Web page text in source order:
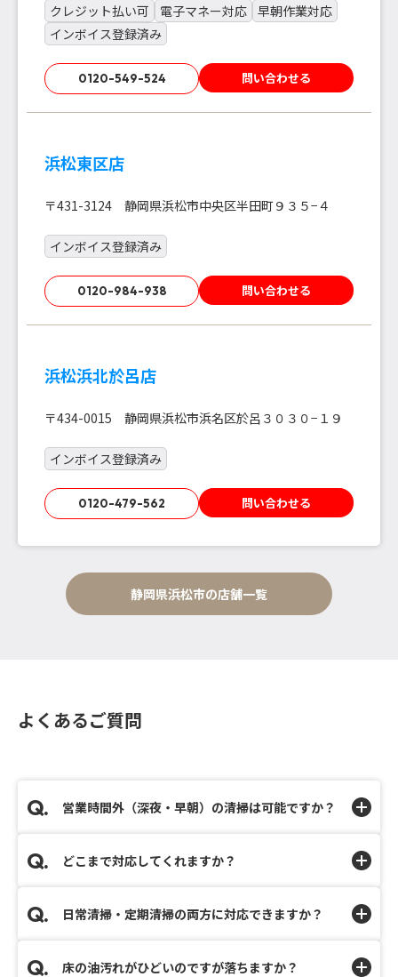
クレジット払い可 電子マネー対応 早朝作業対応
インボイス登録済み
0120-549-524 問い合わせる
浜松東区店
〒431-3124 静岡県浜松市中央区半田町９３５−４
インボイス登録済み
0120-984-938 問い合わせる
浜松浜北於呂店
〒434-0015 静岡県浜松市浜名区於呂３０３０−１９
インボイス登録済み
0120-479-562 問い合わせる
静岡県浜松市の店舗一覧
よくあるご質問
営業時間外（深夜・早朝）の清掃は可能ですか？
どこまで対応してくれますか？
日常清掃・定期清掃の両方に対応できますか？
床の油汚れがひどいのですが落ちますか？